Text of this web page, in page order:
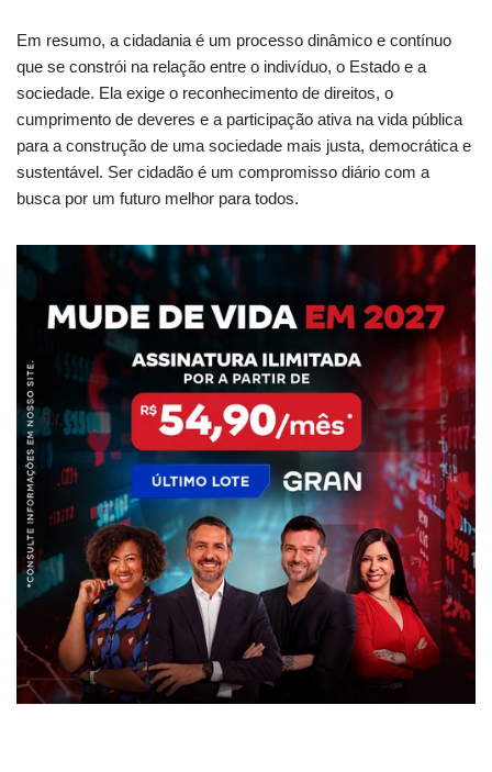
Em resumo, a cidadania é um processo dinâmico e contínuo
que se constrói na relação entre o indivíduo, o Estado e a
sociedade. Ela exige o reconhecimento de direitos, o
cumprimento de deveres e a participação ativa na vida pública
para a construção de uma sociedade mais justa, democrática e
sustentável. Ser cidadão é um compromisso diário com a
busca por um futuro melhor para todos.